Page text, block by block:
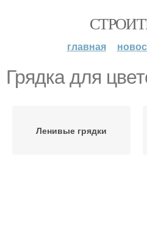
главная
Грядка для
Ленивые грядки